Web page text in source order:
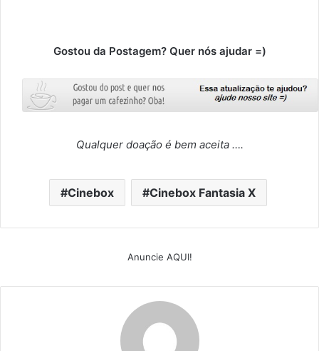
Gostou da Postagem? Quer nós ajudar =)
Qualquer doação é bem aceita ….
Cinebox Cinebox Fantasia X
Anuncie AQUI!